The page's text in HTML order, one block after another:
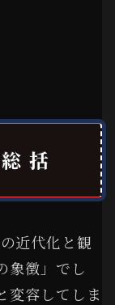
括
近代化と観
象徴」でし
変容してしま